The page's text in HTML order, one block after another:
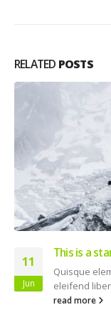
RELATED POSTS
11
Jun
This is a
Quisque
eleifend
read more